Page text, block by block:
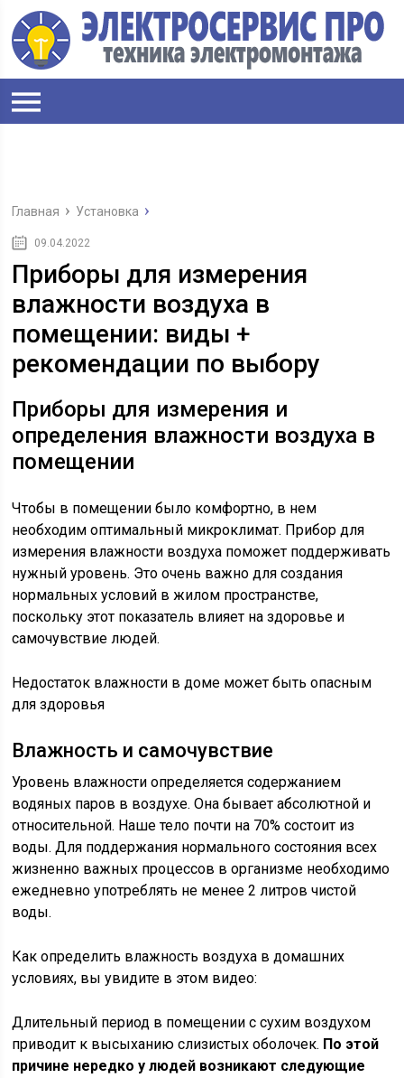
Главная Установка
09.04.2022
Приборы для измерения
влажности воздуха в
помещении: виды +
рекомендации по выбору
Приборы для измерения и
определения влажности воздуха в
помещении
Чтобы в помещении было комфортно, в нем
необходим оптимальный микроклимат. Прибор для
измерения влажности воздуха поможет поддерживать
нужный уровень. Это очень важно для создания
нормальных условий в жилом пространстве,
поскольку этот показатель влияет на здоровье и
самочувствие людей.
Недостаток влажности в доме может быть опасным
для здоровья
Влажность и самочувствие
Уровень влажности определяется содержанием
водяных паров в воздухе. Она бывает абсолютной и
относительной. Наше тело почти на 70% состоит из
воды. Для поддержания нормального состояния всех
жизненно важных процессов в организме необходимо
ежедневно употреблять не менее 2 литров чистой
воды.
Как определить влажность воздуха в домашних
условиях, вы увидите в этом видео:
Длительный период в помещении с сухим воздухом
приводит к высыханию слизистых оболочек. По этой
причине нередко у людей возникают следующие